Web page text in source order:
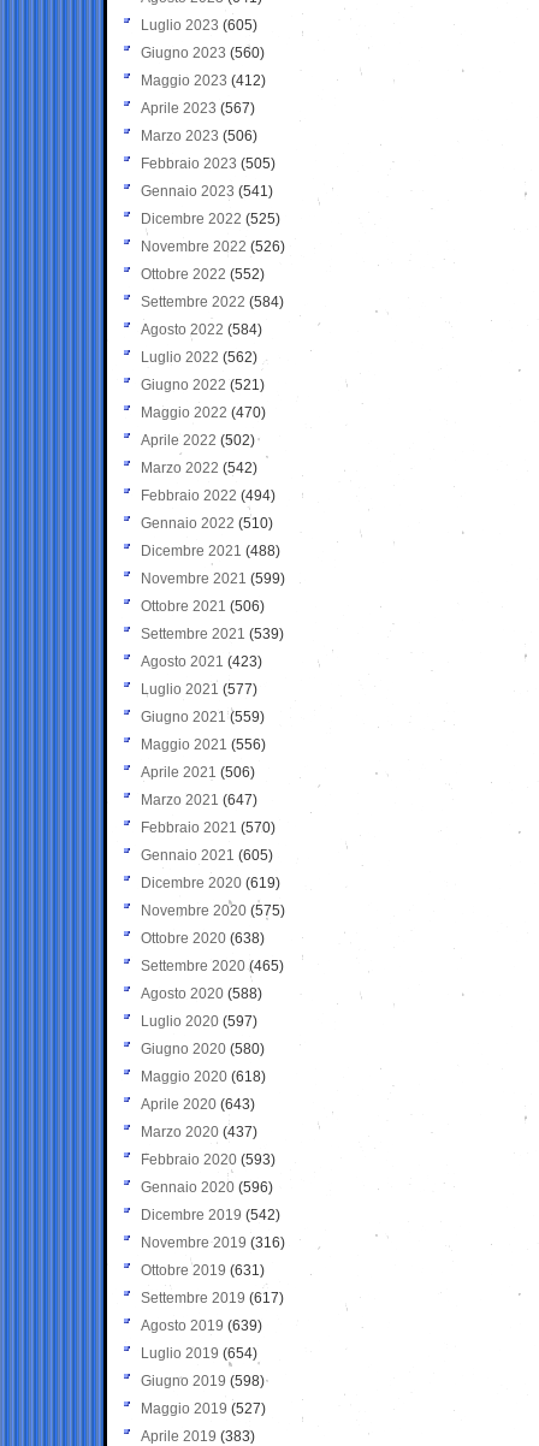
Luglio 2023 (605)
Giugno 2023 (560)
Maggio 2023 (412)
Aprile 2023 (567)
Marzo 2023 (506)
Febbraio 2023 (505)
Gennaio 2023 (541)
Dicembre 2022 (525)
Novembre 2022 (526)
Ottobre 2022 (552)
Settembre 2022 (584)
Agosto 2022 (584)
Luglio 2022 (562)
Giugno 2022 (521)
Maggio 2022 (470)
Aprile 2022 (502)
Marzo 2022 (542)
Febbraio 2022 (494)
Gennaio 2022 (510)
Dicembre 2021 (488)
Novembre 2021 (599)
Ottobre 2021 (506)
Settembre 2021 (539)
Agosto 2021 (423)
Luglio 2021 (577)
Giugno 2021(559)
Maggio 2021 (556)
Aprile 2021 (506)
Marzo 2021 (647)
Febbraio 2021 (570)
Gennaio 2021 (605)
Dicembre 2020 (619)
Novembre 2020 (575)
Ottobre 2020 (638)
Settembre 2020(465)
Agosto 2020 (588)
Luglio 2020 (597)
Giugno 2020 (580)
Maggio 2020 (618)
Aprile 2020 (643)
Marzo 2020 (437)
Febbraio 2020 (593)
Gennaio 2020 (596)
Dicembre 2019 (542)
Novembre 2019 (316)
Ottobre 2019 (631)
Settembre 2019 (617)
Agosto 2019 (639)
Luglio 2019 (654)
Giugno 2019 (598)
Maggio 2019 (527)
Aprile 2019 (383)